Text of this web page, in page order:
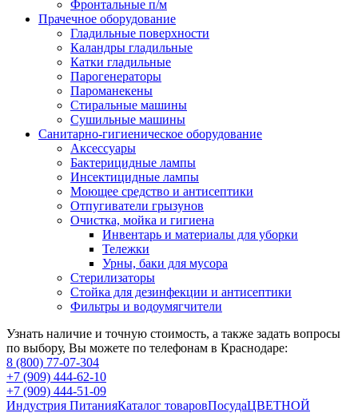
Фронтальные п/м
Прачечное оборудование
Гладильные поверхности
Каландры гладильные
Катки гладильные
Парогенераторы
Пароманекены
Стиральные машины
Сушильные машины
Санитарно-гигиеническое оборудование
Аксессуары
Бактерицидные лампы
Инсектицидные лампы
Моющее средство и антисептики
Отпугиватели грызунов
Очистка, мойка и гигиена
Инвентарь и материалы для уборки
Тележки
Урны, баки для мусора
Стерилизаторы
Стойка для дезинфекции и антисептики
Фильтры и водоумягчители
Узнать наличие и точную стоимость, а также задать вопросы
по выбору, Вы можете по телефонам в Краснодаре:
8 (800) 77-07-304
+7 (909) 444-62-10
+7 (909) 444-51-09
Индустрия ПитанияКаталог товаровПосудаЦВЕТНОЙ